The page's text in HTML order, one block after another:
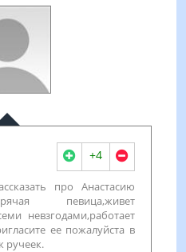
+4
про Анастасию
певица,живет
невзгодами,работает
ее пожалуйста в
ручеек.